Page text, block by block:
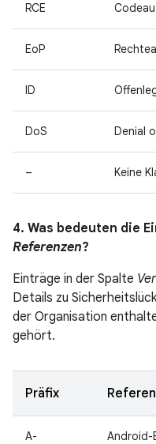
RCE
EoP
ID
DoS Denial
– Keine
4. Was bedeuten die
Referenzen?
Einträge in der Spalte
Details zu
der Organisation
gehört.
Präfix
A- Android-